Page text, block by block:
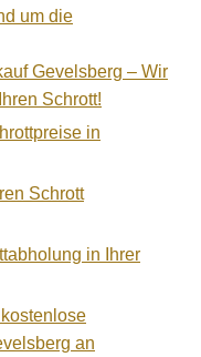
um die
Gevelsberg – Wir
Schrott!
in
Schrott
in Ihrer
an